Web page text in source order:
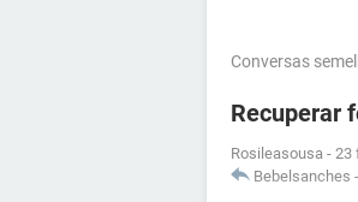
Conversas
Recuperar
Rosileasousa - 23
Bebelsanches -